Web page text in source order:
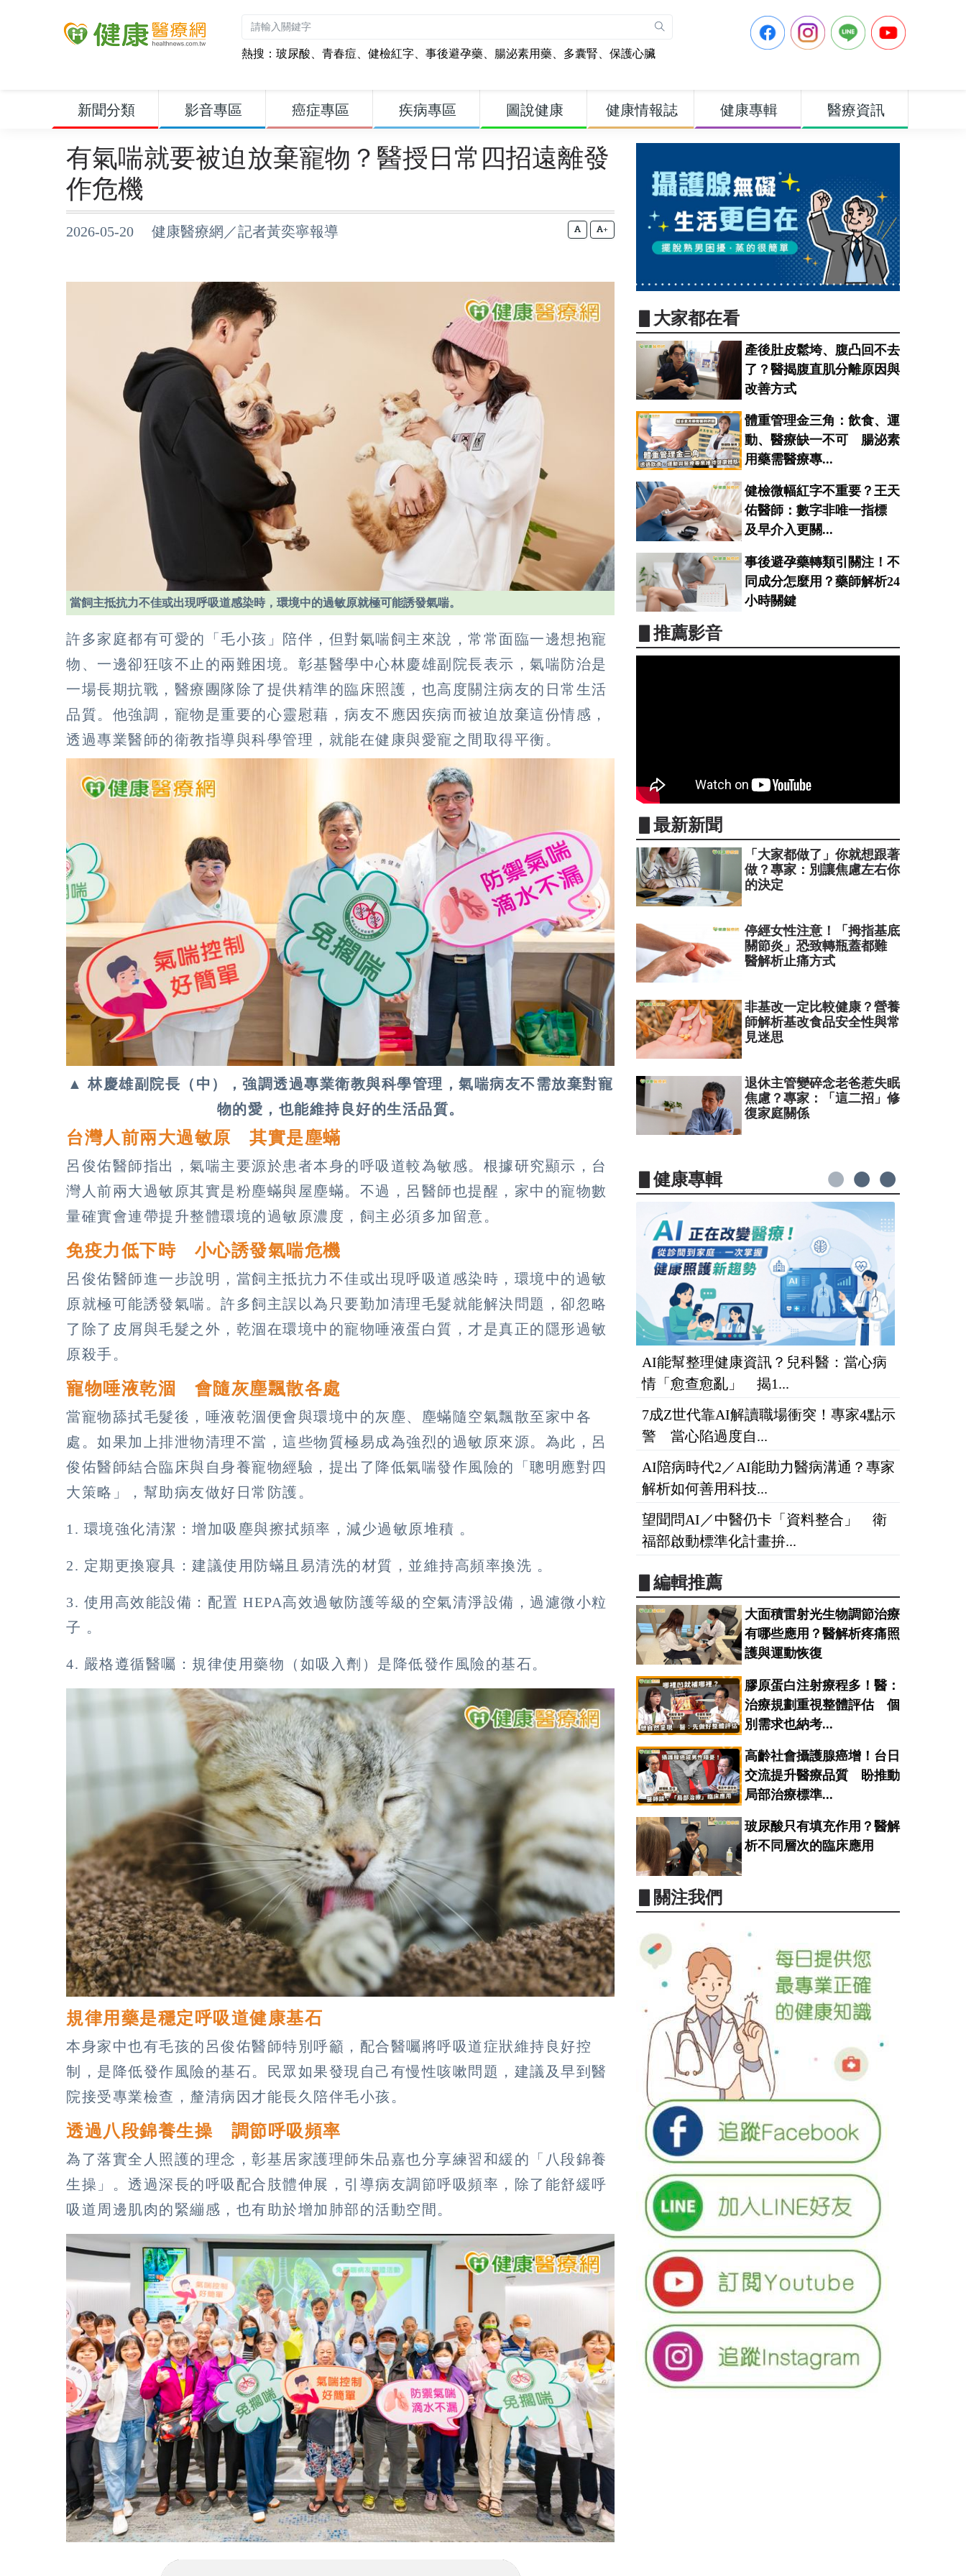
熱搜： 玻尿酸、 青春痘、 健檢紅字、 事後避孕藥、 腸泌素用藥、 多囊腎、 保護心臟
新聞分類 影音專區 癌症專區 疾病專區 圖說健康 健康情報誌 健康專輯 醫療資訊
有氣喘就要被迫放棄寵物？醫授日常四招遠離發
作危機
2026-05-20 健康醫療網／記者黃奕寧報導 +
當飼主抵抗力不佳或出現呼吸道感染時，環境中的過敏原就極可能誘發氣喘。
許多家庭都有可愛的「毛小孩」陪伴，但對氣喘飼主來說，常常面臨一邊想抱寵
物、一邊卻狂咳不止的兩難困境。彰基醫學中心林慶雄副院長表示，氣喘防治是
一場長期抗戰，醫療團隊除了提供精準的臨床照護，也高度關注病友的日常生活
品質。他強調，寵物是重要的心靈慰藉，病友不應因疾病而被迫放棄這份情感，
透過專業醫師的衛教指導與科學管理，就能在健康與愛寵之間取得平衡。
▲ 林慶雄副院長（中），強調透過專業衛教與科學管理，氣喘病友不需放棄對寵
物的愛，也能維持良好的生活品質。
台灣人前兩大過敏原 其實是塵蟎
呂俊佑醫師指出，氣喘主要源於患者本身的呼吸道較為敏感。根據研究顯示，台
灣人前兩大過敏原其實是粉塵蟎與屋塵蟎。不過，呂醫師也提醒，家中的寵物數
量確實會連帶提升整體環境的過敏原濃度，飼主必須多加留意。
免疫力低下時 小心誘發氣喘危機
呂俊佑醫師進一步說明，當飼主抵抗力不佳或出現呼吸道感染時，環境中的過敏
原就極可能誘發氣喘。許多飼主誤以為只要勤加清理毛髮就能解決問題，卻忽略
了除了皮屑與毛髮之外，乾涸在環境中的寵物唾液蛋白質，才是真正的隱形過敏
原殺手。
寵物唾液乾涸 會隨灰塵飄散各處
當寵物舔拭毛髮後，唾液乾涸便會與環境中的灰塵、塵蟎隨空氣飄散至家中各
處。如果加上排泄物清理不當，這些物質極易成為強烈的過敏原來源。為此，呂
俊佑醫師結合臨床與自身養寵物經驗，提出了降低氣喘發作風險的「聰明應對四
大策略」，幫助病友做好日常防護。
1. 環境強化清潔：增加吸塵與擦拭頻率，減少過敏原堆積 。
2. 定期更換寢具：建議使用防蟎且易清洗的材質，並維持高頻率換洗 。
3. 使用高效能設備：配置 HEPA高效過敏防護等級的空氣清淨設備，過濾微小粒
子 。
4. 嚴格遵循醫囑：規律使用藥物（如吸入劑）是降低發作風險的基石。
規律用藥是穩定呼吸道健康基石
本身家中也有毛孩的呂俊佑醫師特別呼籲，配合醫囑將呼吸道症狀維持良好控
制，是降低發作風險的基石。民眾如果發現自己有慢性咳嗽問題，建議及早到醫
院接受專業檢查，釐清病因才能長久陪伴毛小孩。
透過八段錦養生操 調節呼吸頻率
為了落實全人照護的理念，彰基居家護理師朱品嘉也分享練習和緩的「八段錦養
生操」。透過深長的呼吸配合肢體伸展，引導病友調節呼吸頻率，除了能舒緩呼
吸道周邊肌肉的緊繃感，也有助於增加肺部的活動空間。
▋大家都在看
產後肚皮鬆垮、腹凸回不去
了？醫揭腹直肌分離原因與
改善方式
體重管理金三角：飲食、運
動、醫療缺一不可 腸泌素
用藥需醫療專...
健檢微幅紅字不重要？王天
佑醫師：數字非唯一指標
及早介入更關...
事後避孕藥轉類引關注！不
同成分怎麼用？藥師解析24
小時關鍵
▋推薦影音
▋最新新聞
「大家都做了」你就想跟著
做？專家：別讓焦慮左右你
的決定
停經女性注意！「拇指基底
關節炎」恐致轉瓶蓋都難
醫解析止痛方式
非基改一定比較健康？營養
師解析基改食品安全性與常
見迷思
退休主管變碎念老爸惹失眠
焦慮？專家：「這二招」修
復家庭關係
▋健康專輯
AI能幫整理健康資訊？兒科醫：當心病
情「愈查愈亂」 揭1...
7成Z世代靠AI解讀職場衝突！專家4點示
警 當心陷過度自...
AI陪病時代2／AI能助力醫病溝通？專家
解析如何善用科技...
望聞問AI／中醫仍卡「資料整合」 衛
福部啟動標準化計畫拚...
▋編輯推薦
大面積雷射光生物調節治療
有哪些應用？醫解析疼痛照
護與運動恢復
膠原蛋白注射療程多！醫：
治療規劃重視整體評估 個
別需求也納考...
高齡社會攝護腺癌增！台日
交流提升醫療品質 盼推動
局部治療標準...
玻尿酸只有填充作用？醫解
析不同層次的臨床應用
▋關注我們